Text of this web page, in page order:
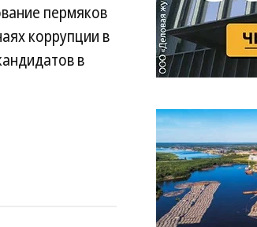
пермяков
коррупции в
в